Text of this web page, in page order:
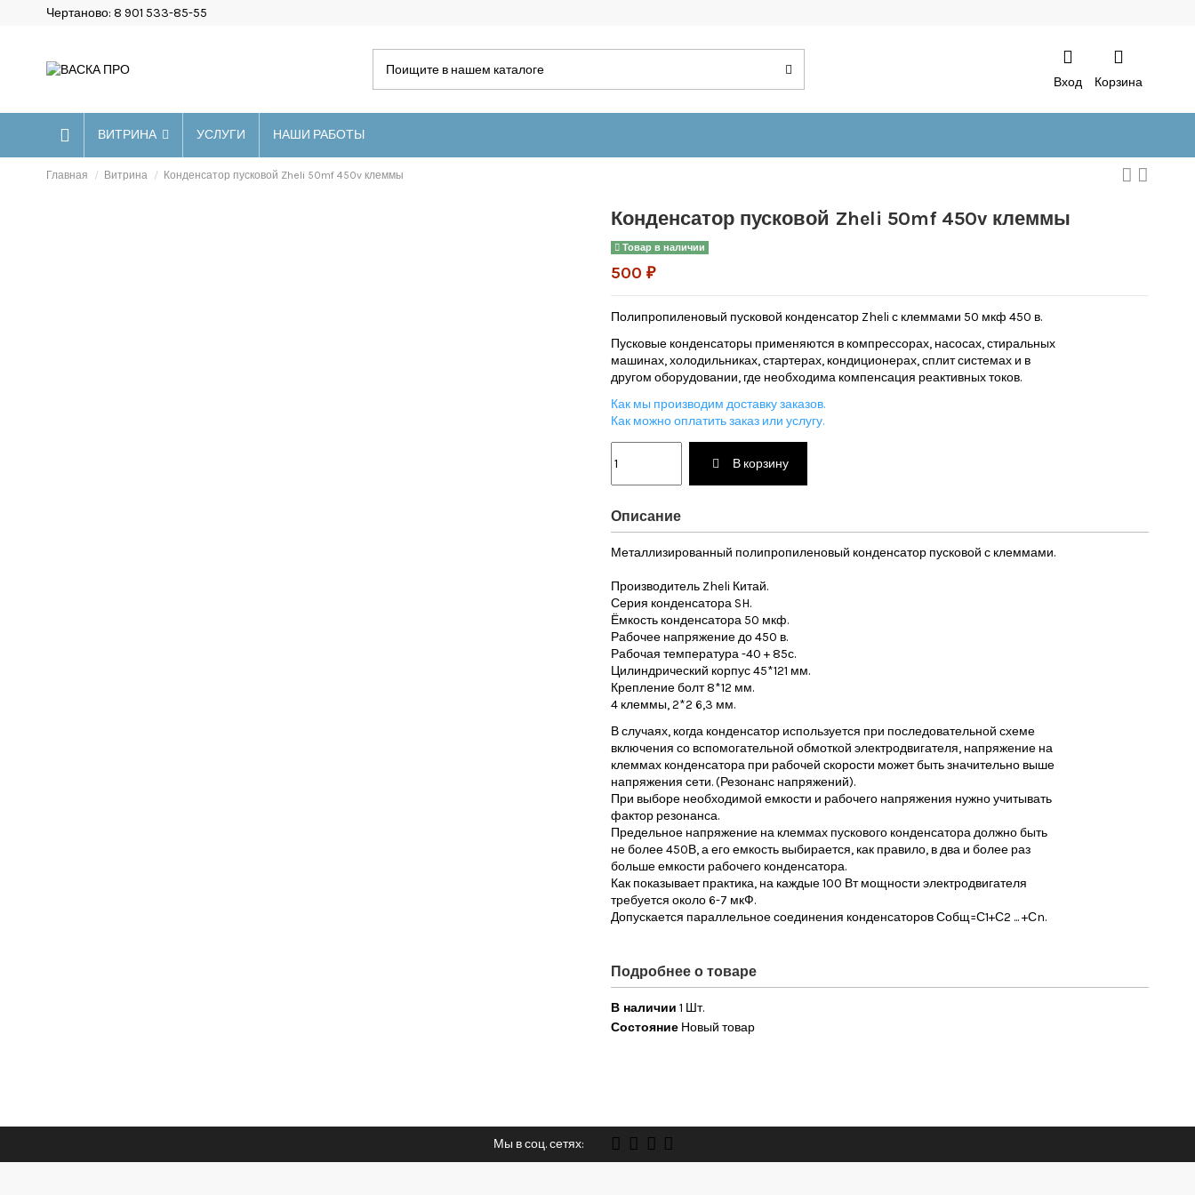
Чертаново: 8 901 533-85-55
Вход Корзина
ВИТРИНА УСЛУГИ НАШИ РАБОТЫ
Главная Витрина Конденсатор пусковой Zheli 50mf 450v клеммы
Конденсатор пусковой Zheli 50mf 450v клеммы
Товар в наличии
500 ₽
Полипропиленовый пусковой конденсатор Zheli с клеммами 50 мкф 450 в.
Пусковые конденсаторы применяются в компрессорах, насосах, стиральных
машинах, холодильниках, стартерах, кондиционерах, сплит системах и в
другом оборудовании, где необходима компенсация реактивных токов.
Как мы производим доставку заказов.
Как можно оплатить заказ или услугу.
В корзину
Описание
Металлизированный полипропиленовый конденсатор пусковой с клеммами.
Производитель Zheli Китай.
Серия конденсатора SH.
Ёмкость конденсатора 50 мкф.
Рабочее напряжение до 450 в.
Рабочая температура -40 + 85с.
Цилиндрический корпус 45*121 мм.
Крепление болт 8*12 мм.
4 клеммы, 2*2 6,3 мм.
В случаях, когда конденсатор используется при последовательной схеме
включения со вспомогательной обмоткой электродвигателя, напряжение на
клеммах конденсатора при рабочей скорости может быть значительно выше
напряжения сети. (Резонанс напряжений).
При выборе необходимой емкости и рабочего напряжения нужно учитывать
фактор резонанса.
Предельное напряжение на клеммах пускового конденсатора должно быть
не более 450В, а его емкость выбирается, как правило, в два и более раз
больше емкости рабочего конденсатора.
Как показывает практика, на каждые 100 Вт мощности электродвигателя
требуется около 6-7 мкФ.
Допускается параллельное соединения конденсаторов Собщ=С1+С2 ... +Сn.
Подробнее о товаре
В наличии 1 Шт.
Состояние Новый товар
Мы в соц. сетях: